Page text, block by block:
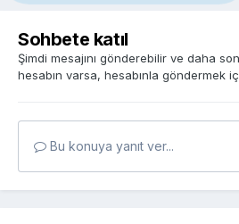
Sohbete katıl
Şimdi mesajını gönderebilir ve daha
hesabın varsa, hesabınla göndermek
Bu konuya yanıt ver...